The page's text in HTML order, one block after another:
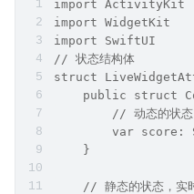
import ActivityKit
import WidgetKit
import SwiftUI
// 状态结构体
struct
public struct
// 动态的状
var score:
    }
// 静态的状态，实